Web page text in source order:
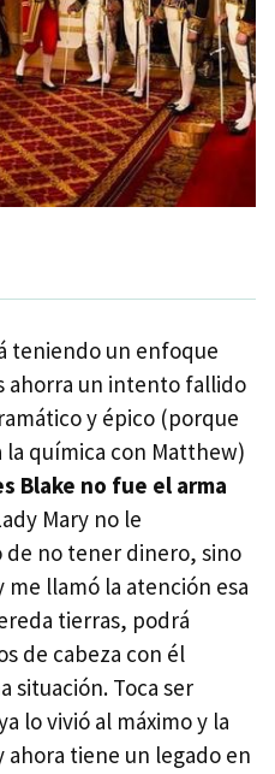
teniendo un enfoque
ahorra un intento fallido
y épico (porque
la química con Matthew)
Blake no fue el arma
Mary no le
de no tener dinero, sino
llamó la atención esa
tierras, podrá
de cabeza con él
situación. Toca ser
lo vivió al máximo y la
tiene un legado en